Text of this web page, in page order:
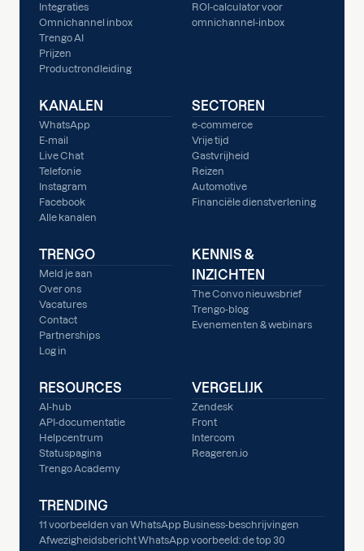
Integraties
Omnichannel inbox
Trengo AI
Prijzen
Productrondleiding
ROI-calculator voor
omnichannel-inbox
KANALEN
WhatsApp
E-mail
Live Chat
Telefonie
Instagram
Facebook
Alle kanalen
SECTOREN
e-commerce
Vrije tijd
Gastvrijheid
Reizen
Automotive
Financiële dienstverlening
TRENGO
Meld je aan
Over ons
Vacatures
Contact
Partnerships
Log in
KENNIS &
INZICHTEN
The Convo nieuwsbrief
Trengo-blog
Evenementen & webinars
RESOURCES
AI-hub
API-documentatie
Helpcentrum
Statuspagina
Trengo Academy
VERGELIJK
Zendesk
Front
Intercom
Reageren.io
TRENDING
11 voorbeelden van WhatsApp Business-beschrijvingen
Afwezigheidsbericht WhatsApp voorbeeld: de top 30